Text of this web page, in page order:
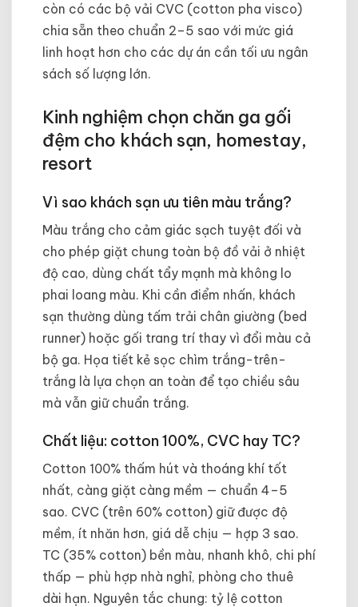
còn có các bộ vải CVC (cotton pha visco)
chia sẵn theo chuẩn 2–5 sao với mức giá
linh hoạt hơn cho các dự án cần tối ưu ngân
sách số lượng lớn.
Kinh nghiệm chọn chăn ga gối
đệm cho khách sạn, homestay,
resort
Vì sao khách sạn ưu tiên màu trắng?
Màu trắng cho cảm giác sạch tuyệt đối và
cho phép giặt chung toàn bộ đồ vải ở nhiệt
độ cao, dùng chất tẩy mạnh mà không lo
phai loang màu. Khi cần điểm nhấn, khách
sạn thường dùng tấm trải chân giường (bed
runner) hoặc gối trang trí thay vì đổi màu cả
bộ ga. Họa tiết kẻ sọc chìm trắng-trên-
trắng là lựa chọn an toàn để tạo chiều sâu
mà vẫn giữ chuẩn trắng.
Chất liệu: cotton 100%, CVC hay TC?
Cotton 100% thấm hút và thoáng khí tốt
nhất, càng giặt càng mềm — chuẩn 4–5
sao. CVC (trên 60% cotton) giữ được độ
mềm, ít nhăn hơn, giá dễ chịu — hợp 3 sao.
TC (35% cotton) bền màu, nhanh khô, chi phí
thấp — phù hợp nhà nghỉ, phòng cho thuê
dài hạn. Nguyên tắc chung: tỷ lệ cotton